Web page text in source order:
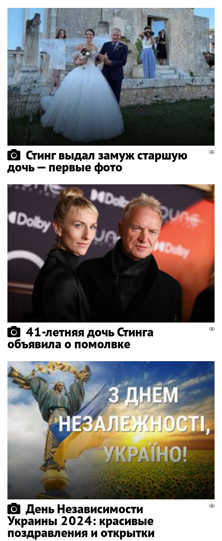
Стинг выдал замуж старшую
дочь — первые фото
41-летняя дочь Стинга
объявила о помолвке
День Независимости
Украины 2024: красивые
поздравления и открытки